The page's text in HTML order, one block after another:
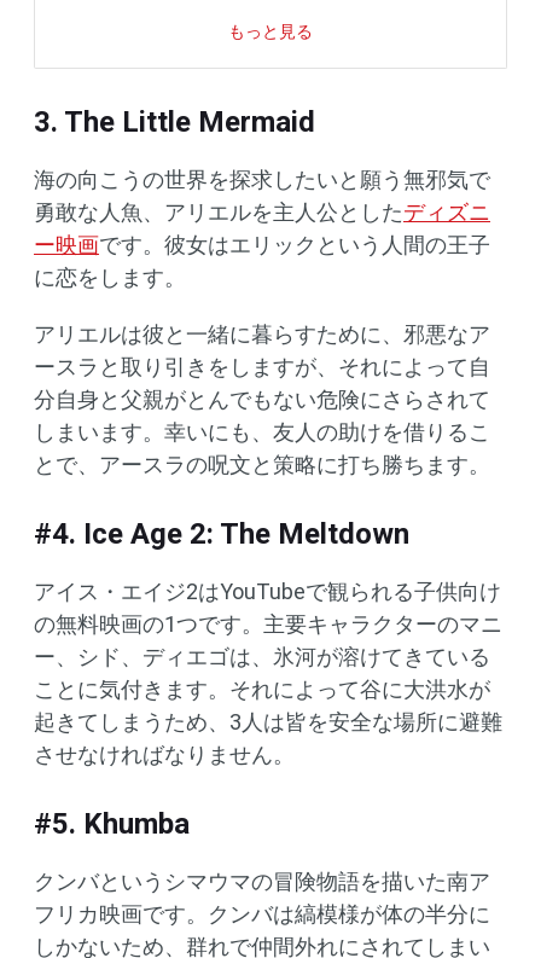
もっと見る
3. The Little Mermaid
海の向こうの世界を探求したいと願う無邪気で
勇敢な人魚、アリエルを主人公としたディズニ
ー映画です。彼女はエリックという人間の王子
に恋をします。
アリエルは彼と一緒に暮らすために、邪悪なア
ースラと取り引きをしますが、それによって自
分自身と父親がとんでもない危険にさらされて
しまいます。幸いにも、友人の助けを借りるこ
とで、アースラの呪文と策略に打ち勝ちます。
#4. Ice Age 2: The Meltdown
アイス・エイジ2はYouTubeで観られる子供向け
の無料映画の1つです。主要キャラクターのマニ
ー、シド、ディエゴは、氷河が溶けてきている
ことに気付きます。それによって谷に大洪水が
起きてしまうため、3人は皆を安全な場所に避難
させなければなりません。
#5. Khumba
クンバというシマウマの冒険物語を描いた南ア
フリカ映画です。クンバは縞模様が体の半分に
しかないため、群れで仲間外れにされてしまい